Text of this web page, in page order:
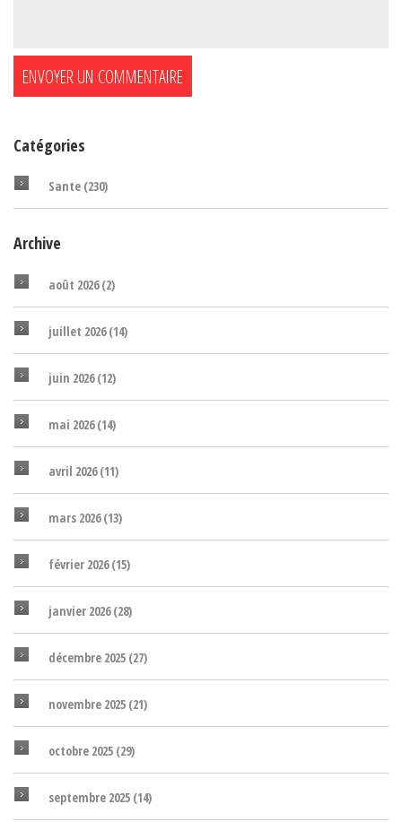
Catégories
Sante (230)
Archive
août 2026(2)
juillet 2026(14)
juin 2026(12)
mai 2026(14)
avril 2026(11)
mars 2026(13)
février 2026(15)
janvier 2026(28)
décembre 2025 (27)
novembre 2025 (21)
octobre 2025 (29)
septembre 2025 (14)